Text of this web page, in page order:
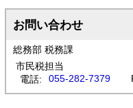
お問い合わせ
総務部 税務課
市民税担当
電話:
055-282-7379